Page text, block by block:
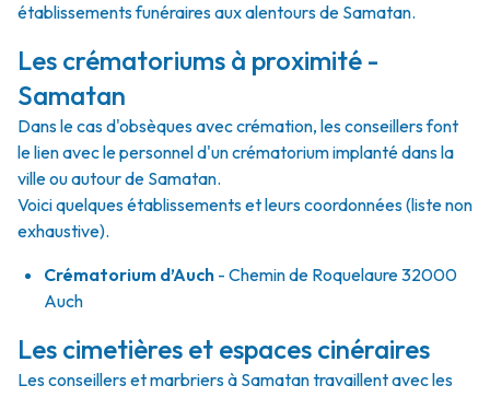
établissements funéraires aux alentours de Samatan.
Les crématoriums à proximité -
Samatan
Dans le cas d'obsèques avec crémation, les conseillers font
le lien avec le personnel d'un crématorium implanté dans la
ville ou autour de Samatan.
Voici quelques établissements et leurs coordonnées (liste non
exhaustive).
Crématorium d’Auch - Chemin de Roquelaure 32000
Auch
Les cimetières et espaces cinéraires
Les conseillers et marbriers à Samatan travaillent avec les